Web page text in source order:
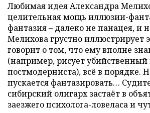
Любимая идея Александра
целительная мощь иллюзии-
фантазия – далеко не панацея, и
Мелихова грустно иллюстрирует
говорит о том, что ему вполне
(например, рисует убийственный
постмодерниста), всё в порядке.
пускается фантазировать…
сибирский олигарх застаёт в
заезжего психолога-ловеласа и